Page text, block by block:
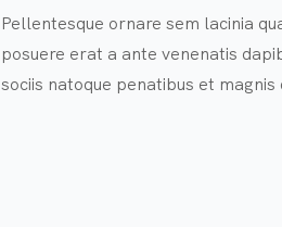
Pellentesque ornare sem lacinia
posuere erat a ante venenatis
sociis natoque penatibus et